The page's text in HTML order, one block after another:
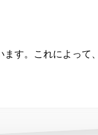
す。これによって